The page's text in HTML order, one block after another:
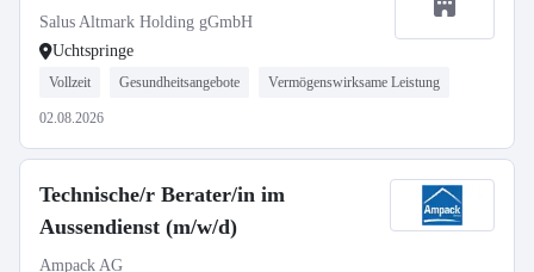
Salus Altmark Holding gGmbH
Uchtspringe
Vollzeit Gesundheitsangebote Vermögenswirksame Leistung
02.08.2026
Technische/r Berater/in im
Aussendienst (m/w/d)
Ampack AG